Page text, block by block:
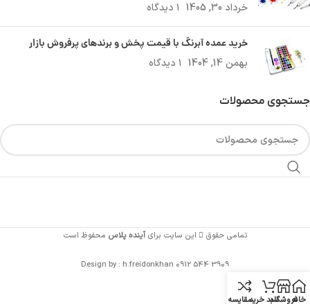
خرداد 30, 1405 ۱ دیدگاه
خرید عمده آبرنگ با قیمت پخش و برندهای پرفروش بازار
بهمن 14, 1404 ۱ دیدگاه
جستجوی محصولات
تمامی حقوق این سایت برایآینده پلاس محفوظ است
Design by : h.freidonkhan 0912 544 3909
خانهفروشگاهسبد خریدمقایسه